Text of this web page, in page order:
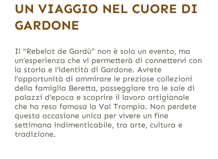
UN VIAGGIO NEL CUORE DI
GARDONE
Il “Rebelot de Gardù” non è solo un evento, ma
un’esperienza che vi permetterà di connettervi con
la storia e l’identità di Gardone. Avrete
l’opportunità di ammirare le preziose collezioni
della famiglia Beretta, passeggiare tra le sale di
palazzi d’epoca e scoprire il lavoro artigianale
che ha reso famosa la Val Trompia. Non perdete
questa occasione unica per vivere un fine
settimana indimenticabile, tra arte, cultura e
tradizione.